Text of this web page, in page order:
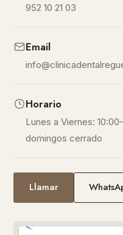
952 10 21 03
Email
Horario
Lunes a Viernes:
domingos cerrado
Llamar